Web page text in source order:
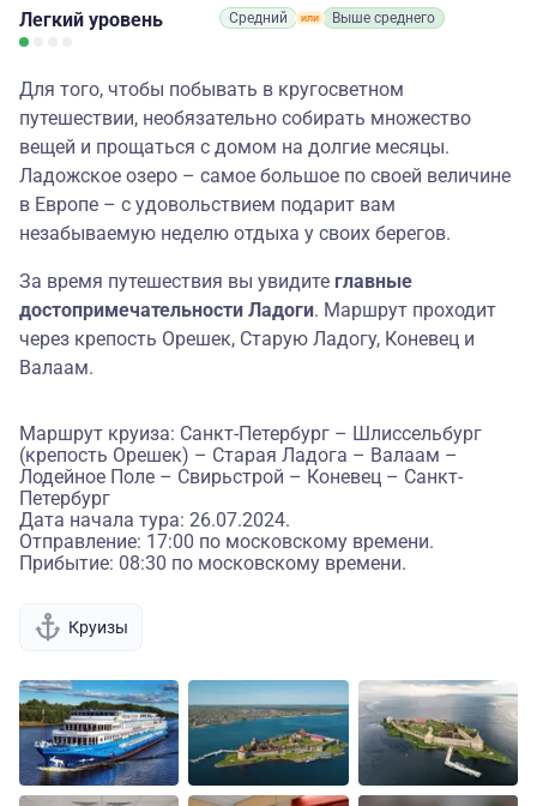
Легкий уровень Средний Выше среднего
Для того, чтобы побывать в кругосветном
путешествии, необязательно собирать множество
вещей и прощаться с домом на долгие месяцы.
Ладожское озеро – самое большое по своей величине
в Европе – с удовольствием подарит вам
незабываемую неделю отдыха у своих берегов.
За время путешествия вы увидите главные
достопримечательности Ладоги. Маршрут проходит
через крепость Орешек, Старую Ладогу, Коневец и
Валаам.
Маршрут круиза: Санкт-Петербург – Шлиссельбург
(крепость Орешек) – Старая Ладога – Валаам –
Лодейное Поле – Свирьстрой – Коневец – Санкт-
Петербург
Дата начала тура: 26.07.2024.
Отправление: 17:00 по московскому времени.
Прибытие: 08:30 по московскому времени.
Круизы